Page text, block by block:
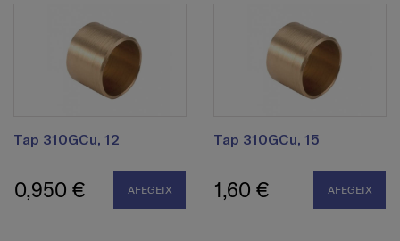
Tap 310GCu, 12
0,950 € AFEGEIX
Tap 310GCu, 15
1,60 € AFEGEIX